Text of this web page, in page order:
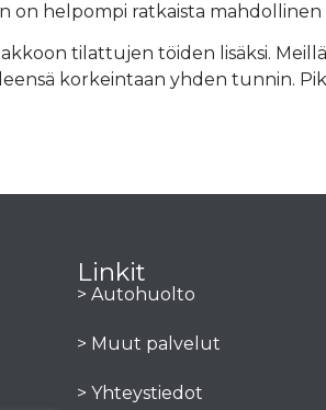
on helpompi ratkaista
tilattujen töiden lisäksi.
korkeintaan yhden tunnin.
Linkit
> Autohuolto
> Muut palvelut
> Yhteystiedot